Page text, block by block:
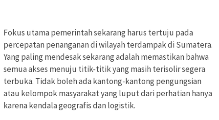
Fokus utama pemerintah sekarang harus tertuju pada
percepatan penanganan di wilayah terdampak di Sumatera.
Yang paling mendesak sekarang adalah memastikan bahwa
semua akses menuju titik-titik yang masih terisolir segera
terbuka. Tidak boleh ada kantong-kantong pengungsian
atau kelompok masyarakat yang luput dari perhatian hanya
karena kendala geografis dan logistik.